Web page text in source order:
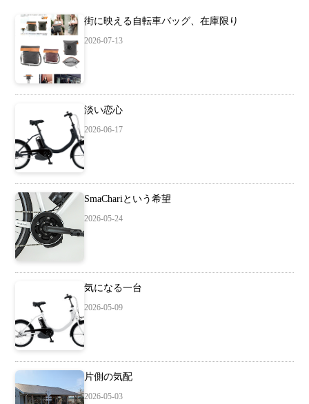
街に映える自転車バッグ、在庫限り
2026-07-13
淡い恋心
2026-06-17
SmaChariという希望
2026-05-24
気になる一台
2026-05-09
片側の気配
2026-05-03